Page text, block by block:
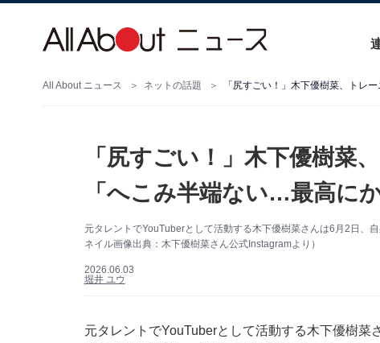
All About ニュース ネットの話題 「尻すごい！」木下優樹菜、トレ
「尻すごい！」木下優樹菜
「へこみ半端ない…最高に
元タレントでYouTuberとして活動する木下優樹菜さんは6月2日、
ネイル画像出典：木下優樹菜さん公式Instagramより）
2026.06.03
堀井 ユウ
元タレントでYouTuberとして活動する木下優樹